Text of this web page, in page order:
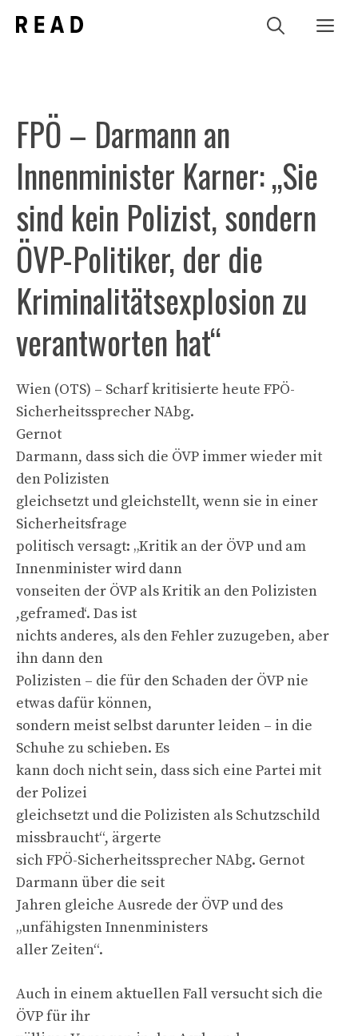
Inhalt
FPÖ – Darmann an
Innenminister Karner: „Sie
sind kein Polizist, sondern
ÖVP-Politiker, der die
Kriminalitätsexplosion zu
verantworten hat“
Wien (OTS) – Scharf kritisierte heute FPÖ-
Sicherheitssprecher NAbg.
Gernot
Darmann, dass sich die ÖVP immer wieder mit
den Polizisten
gleichsetzt und gleichstellt, wenn sie in einer
Sicherheitsfrage
politisch versagt: „Kritik an der ÖVP und am
Innenminister wird dann
vonseiten der ÖVP als Kritik an den Polizisten
,geframed‘. Das ist
nichts anderes, als den Fehler zuzugeben, aber
ihn dann den
Polizisten – die für den Schaden der ÖVP nie
etwas dafür können,
sondern meist selbst darunter leiden – in die
Schuhe zu schieben. Es
kann doch nicht sein, dass sich eine Partei mit
der Polizei
gleichsetzt und die Polizisten als Schutzschild
missbraucht“, ärgerte
sich FPÖ-Sicherheitssprecher NAbg. Gernot
Darmann über die seit
Jahren gleiche Ausrede der ÖVP und des
„unfähigsten Innenministers
aller Zeiten“.
Auch in einem aktuellen Fall versucht sich die
ÖVP für ihr